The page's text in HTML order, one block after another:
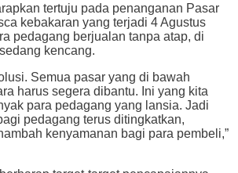
tertuju pada penanganan Pasar
kebakaran yang terjadi 4 Agustus
pedagang berjualan tanpa atap, di
kencang.
Semua pasar yang di bawah
harus segera dibantu. Ini yang kita
para pedagang yang lansia. Jadi
pedagang terus ditingkatkan,
kenyamanan bagi para pembeli,”